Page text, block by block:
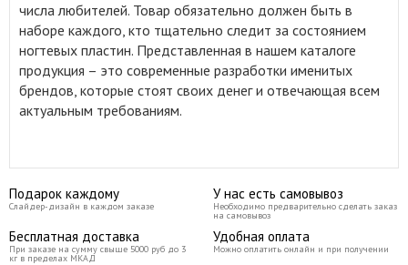
числа любителей. Товар обязательно должен быть в
наборе каждого, кто тщательно следит за состоянием
ногтевых пластин. Представленная в нашем каталоге
продукция – это современные разработки именитых
брендов, которые стоят своих денег и отвечающая всем
актуальным требованиям.
Подарок каждому
Слайдер-дизайн в каждом заказе
У нас есть самовывоз
Необходимо предварительно сделать заказ
на самовывоз
Бесплатная доставка
При заказе на сумму свыше 5000 руб до 3
кг в пределах МКАД
Удобная оплата
Можно оплатить онлайн и при получении